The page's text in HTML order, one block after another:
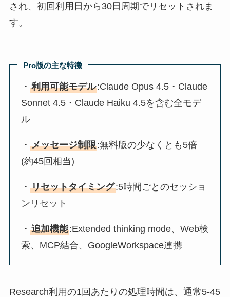
され、初回利用日から30日周期でリセットされま
す。
Pro版の主な特徴
・利用可能モデル:Claude Opus 4.5・Claude
Sonnet 4.5・Claude Haiku 4.5を含む全モデ
ル
・メッセージ制限:無料版の少なくとも5倍
(約45回相当)
・リセットタイミング:5時間ごとのセッショ
ンリセット
・追加機能:Extended thinking mode、Web検
索、MCP結合、GoogleWorkspace連携
Research利用の1回あたりの処理時間は、通常5-45